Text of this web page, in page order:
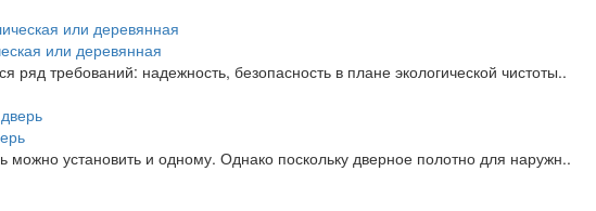
или деревянная
ряд требований: надежность, безопасность в плане экологической чистоты..
можно установить и одному. Однако поскольку дверное полотно для наружн..